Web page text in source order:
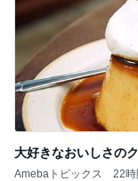
大好きなおいしさの
Amebaトピックス 22